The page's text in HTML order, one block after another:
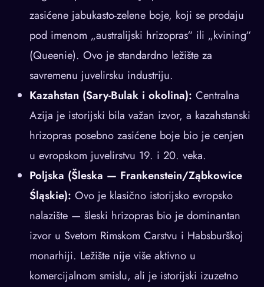
zasićene jabukasto-zelene boje, koji se prodaju
pod imenom „australijski hrizopras“ ili „kvining“
(Queenie). Ovo je standardno ležište za
savremenu juvelirsku industriju.
Kazahstan (Sary-Bulak i okolina): Centralna
Azija je istorijski bila važan izvor, a kazahstanski
hrizopras posebno zasićene boje bio je cenjen
u evropskom juvelirstvu 19. i 20. veka.
Poljska (Šleska — Frankenstein/Ząbkowice
Śląskie): Ovo je klasično istorijsko evropsko
nalazište — šleski hrizopras bio je dominantan
izvor u Svetom Rimskom Carstvu i Habsburškoj
monarhiji. Ležište nije više aktivno u
komercijalnom smislu, ali je istorijski izuzetno